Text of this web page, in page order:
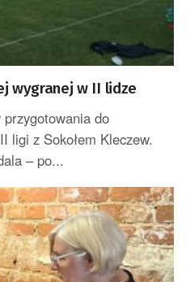
wygranej w II lidze
do
ligi z Sokołem Kleczew.
– po...